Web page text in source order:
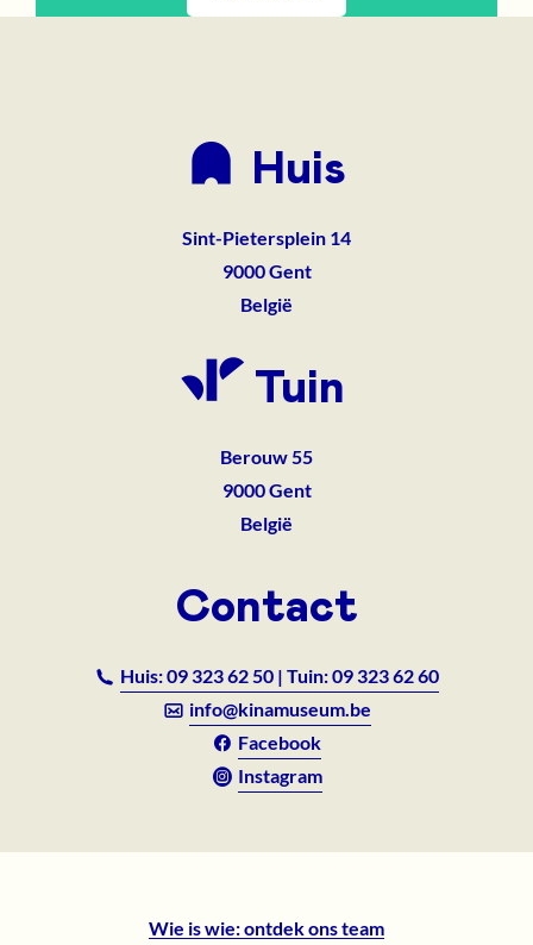
Huis
Sint-Pietersplein 14
9000Gent
België
Tuin
Berouw 55
9000Gent
België
Contact
Huis: 09 323 62 50 | Tuin: 09 323 62 60
info@kinamuseum.be
Facebook
Instagram
Wie is wie: ontdek ons team